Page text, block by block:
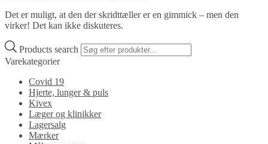
Det er muligt, at den der skridttæller er en gimmick – men den
virker! Det kan ikke diskuteres.
Products search
Varekategorier
Covid 19
Hjerte, lunger & puls
Kivex
Læger og klinikker
Lagersalg
Mærker